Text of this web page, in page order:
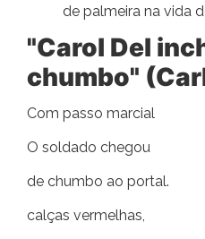
de palmeira na vida
"Carol Del
chumbo"
Com passo marcial
O soldado chegou
de chumbo ao portal.
calças vermelhas,